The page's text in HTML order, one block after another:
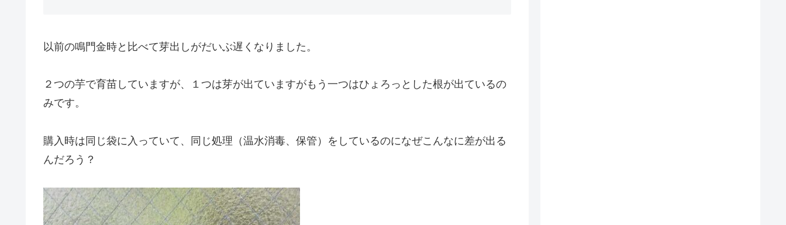
以前の鳴門金時と比べて芽出しがだいぶ遅くなりました。
２つの芋で育苗していますが、１つは芽が出ていますがもう一つはひょろっとした根が出ているの
みです。
購入時は同じ袋に入っていて、同じ処理（温水消毒、保管）をしているのになぜこんなに差が出る
んだろう？